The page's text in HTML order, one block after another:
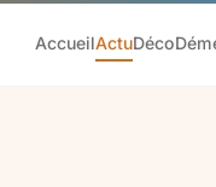
AccueilActuDéco